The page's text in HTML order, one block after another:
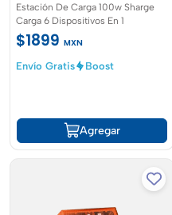
Estación De Carga 100w Sharge
Carga 6 Dispositivos En 1
$1899 MXN
Envío Gratis
Boost
Agregar